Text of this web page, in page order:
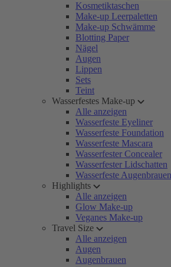
Kosmetiktaschen
Make-up Leerpaletten
Make-up Schwämme
Blotting Paper
Nägel
Augen
Lippen
Sets
Teint
Wasserfestes Make-up
Alle anzeigen
Wasserfeste Eyeliner
Wasserfeste Foundation
Wasserfeste Mascara
Wasserfester Concealer
Wasserfester Lidschatten
Wasserfeste
Highlights
Alle anzeigen
Glow Make-up
Veganes Make-up
Travel Size
Alle anzeigen
Augen
Augenbrauen